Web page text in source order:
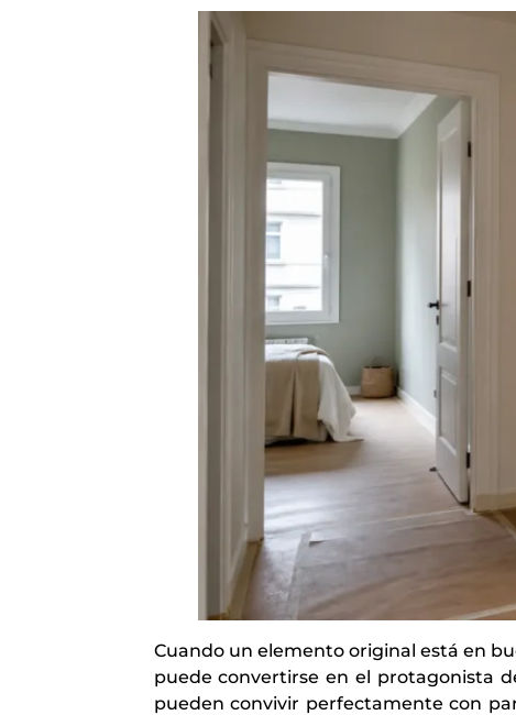
Cuando un elemento original está en
puede convertirse en el protagonista
pueden convivir perfectamente con